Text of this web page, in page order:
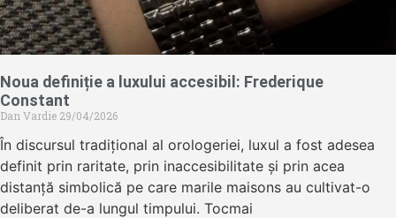
Noua definiție a luxului accesibil: Frederique
Constant
Dan Vardie 29/04/2026
În discursul tradițional al orologeriei, luxul a fost adesea
definit prin raritate, prin inaccesibilitate și prin acea
distanță simbolică pe care marile maisons au cultivat-o
deliberat de-a lungul timpului. Tocmai